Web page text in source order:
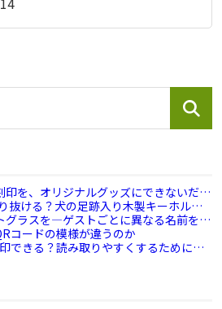
印を、オリジナルグッズにできないだろ
抜ける？犬の足跡入り木製キーホル
グラスを―ゲストごとに異なる名前を刻
コードの模様が違うのか
できる？読み取りやすくするために試